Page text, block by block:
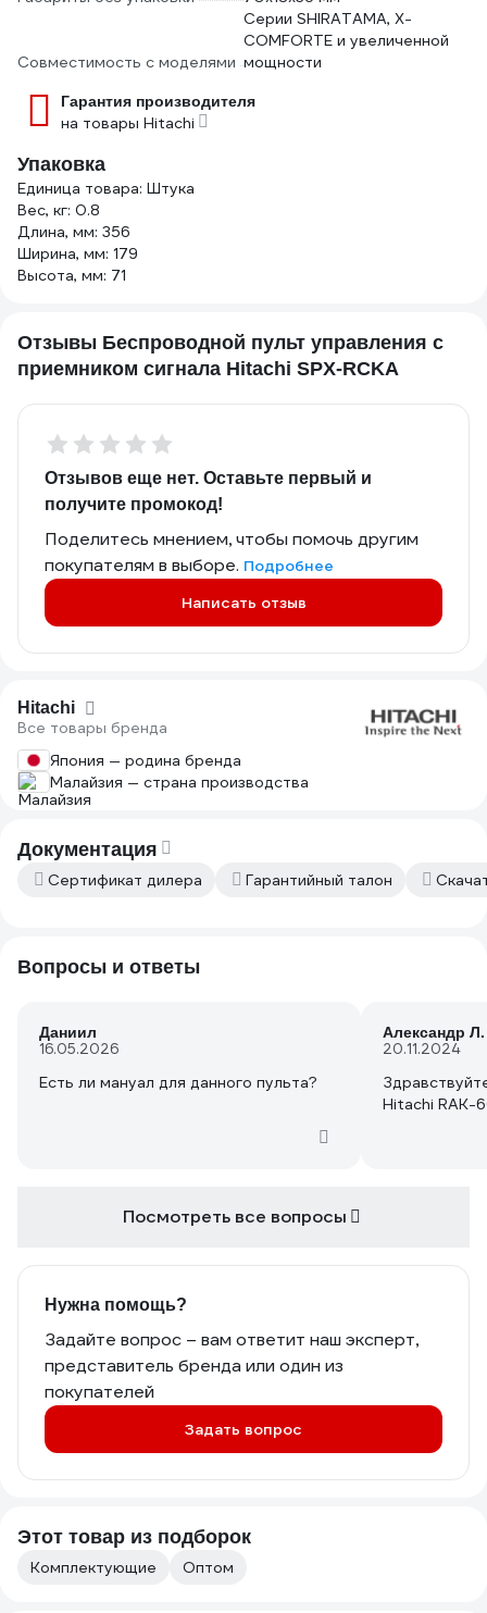
Совместимость с моделями
Серии SHIRATAMA, X-
COMFORTE и увеличенной
мощности
Гарантия производителя
на товары Hitachi
Упаковка
Единица товара: Штука
Вес, кг: 0.8
Длина, мм: 356
Ширина, мм: 179
Высота, мм: 71
Отзывы Беспроводной пульт управления с
приемником сигнала Hitachi SPX-RCKA
Отзывов еще нет. Оставьте первый и
получите промокод!
Поделитесь мнением, чтобы помочь другим
покупателям в выборе. Подробнее
Написать отзыв
Hitachi
Все товары бренда
Япония — родина бренда
Малайзия — страна производства
Документация
Сертификат дилера Гарантийный талон
Вопросы и ответы
Даниил
16.05.2026
Есть ли мануал для данного пульта?
Александр Л.
20.11.2024
Hitachi RAK-
Посмотреть все вопросы
Нужна помощь?
Задайте вопрос – вам ответит наш эксперт,
представитель бренда или один из
покупателей
Задать вопрос
Этот товар из подборок
Комплектующие Оптом